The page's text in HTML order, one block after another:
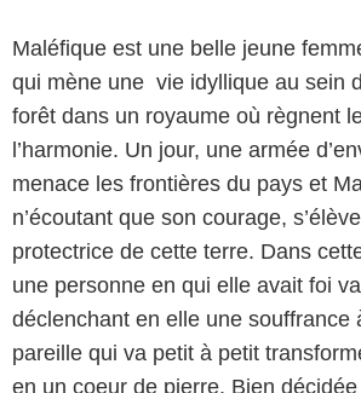
Maléfique est une belle jeune
qui mène une vie idyllique au sein
forêt dans un royaume où règnent
l’harmonie. Un jour, une armée
menace les frontières du pays et
n’écoutant que son courage,
protectrice de cette terre. Dans
une personne en qui elle avait foi
déclenchant en elle une souffrance
pareille qui va petit à petit
en un coeur de pierre. Bien